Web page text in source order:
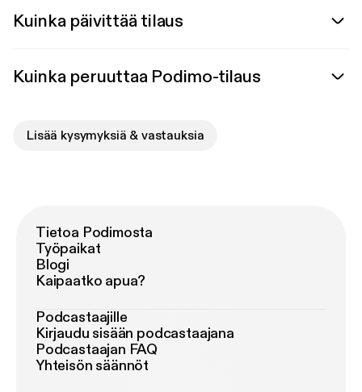
Kuinka päivittää tilaus
Kuinka peruuttaa Podimo-tilaus
Lisää kysymyksiä & vastauksia
Tietoa Podimosta
Työpaikat
Blogi
Kaipaatko apua?
Podcastaajille
Kirjaudu sisään podcastaajana
Podcastaajan FAQ
Yhteisön säännöt